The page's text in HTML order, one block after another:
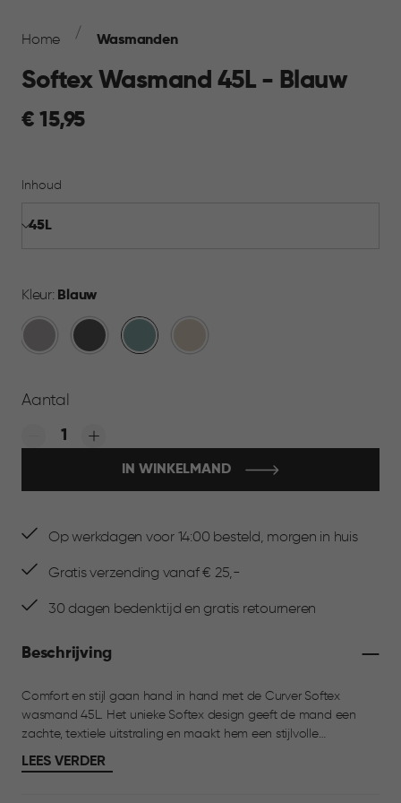
Navigation
Home Wasmanden
Softex Wasmand 45L - Blauw
€
€ 15,95
Inhoud
Kleur: Blauw
Taupe AntracietBlauw Beige
Aantal
Quantity:
IN WINKELMAND
Op werkdagen voor 14:00 besteld, morgen in huis
Gratis verzending vanaf € 25,-
30 dagen bedenktijd en gratis retourneren
Beschrijving
Comfort en stijl gaan hand in hand met de Curver Softex
wasmand 45L. Het unieke Softex design geeft de mand een
zachte, textiele uitstraling en maakt hem een stijlvolle
eyecatcher in huis. Dankzij de vier comfortabele handgrepen
draag je de wasmand gemakkelijk op de heup en heb je één
LEES VERDER